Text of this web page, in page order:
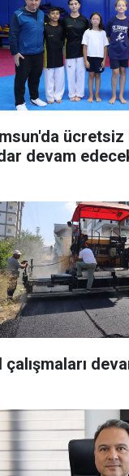
ücretsiz
devam
çalışmaları